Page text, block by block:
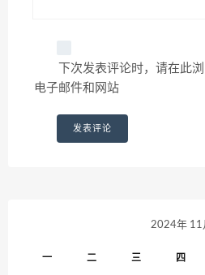
下次发表评论时，请在此
电子邮件和网站
2024年 11
一 二 三 四